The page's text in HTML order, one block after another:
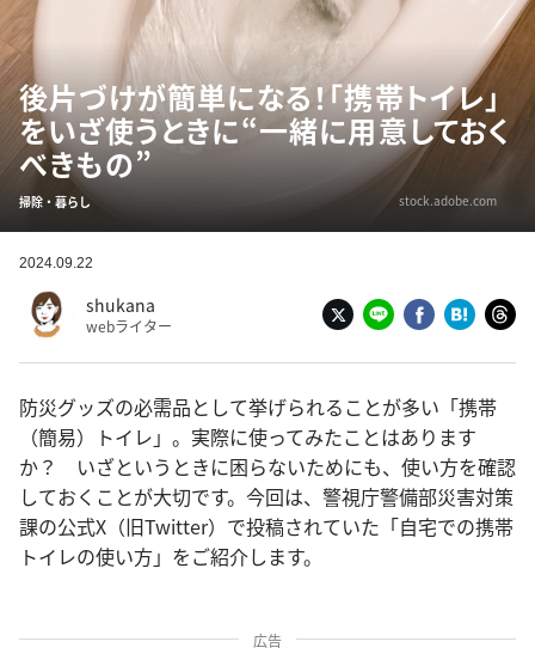
後片づけが簡単になる！「携帯トイレ」
をいざ使うときに“一緒に用意しておく
べきもの”
掃除・暮らし stock.adobe.com
2024.09.22
shukana
webライター
防災グッズの必需品として挙げられることが多い「携帯
（簡易）トイレ」。実際に使ってみたことはあります
か？ いざというときに困らないためにも、使い方を確認
しておくことが大切です。今回は、警視庁警備部災害対策
課の公式X（旧Twitter）で投稿されていた「自宅での携帯
トイレの使い方」をご紹介します。
広告